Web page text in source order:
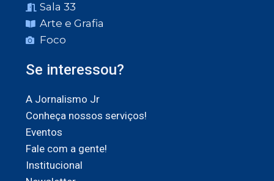
Sala 33
Arte e Grafia
Foco
Se interessou?
A Jornalismo Jr
Conheça nossos serviços!
Eventos
Fale com a gente!
Institucional